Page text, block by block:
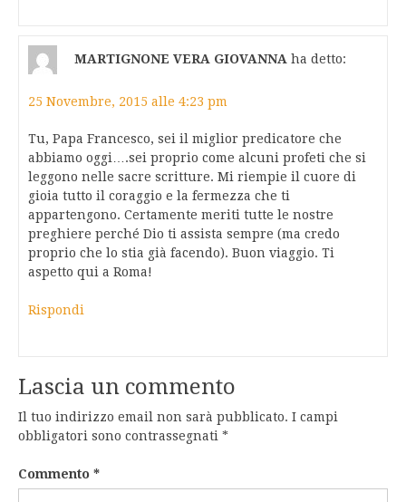
MARTIGNONE VERA GIOVANNA ha detto:
25 Novembre, 2015 alle 4:23 pm
Tu, Papa Francesco, sei il miglior predicatore che
abbiamo oggi….sei proprio come alcuni profeti che si
leggono nelle sacre scritture. Mi riempie il cuore di
gioia tutto il coraggio e la fermezza che ti
appartengono. Certamente meriti tutte le nostre
preghiere perché Dio ti assista sempre (ma credo
proprio che lo stia già facendo). Buon viaggio. Ti
aspetto qui a Roma!
Rispondi
Lascia un commento
Il tuo indirizzo email non sarà pubblicato. I campi
obbligatori sono contrassegnati *
Commento *